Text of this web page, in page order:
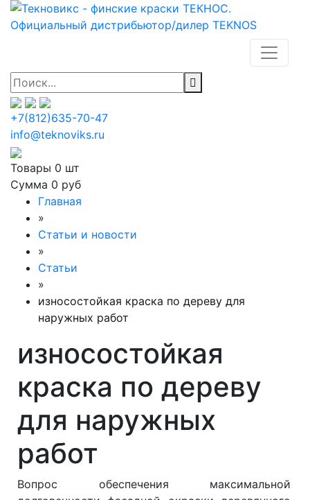
+7(812)635-70-47
info@teknoviks.ru
Товары 0 шт
Сумма 0 руб
Главная
»
Статьи и новости
»
Статьи
»
износостойкая краска по дереву для
наружных работ
износостойкая
краска по дереву
для наружных
работ
Вопрос обеспечения максимальной